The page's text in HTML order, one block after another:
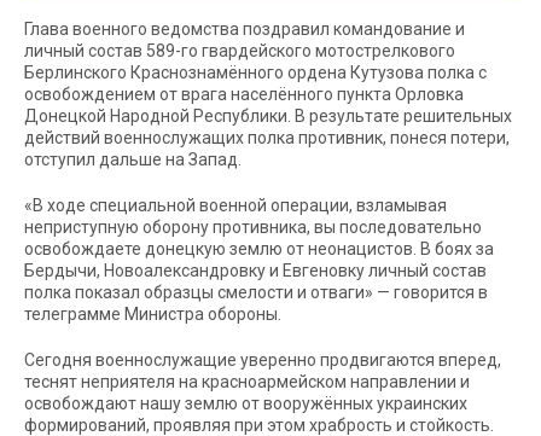
Глава военного ведомства поздравил командование и
личный состав 589-го гвардейского мотострелкового
Берлинского Краснознамённого ордена Кутузова полка с
освобождением от врага населённого пункта Орловка
Донецкой Народной Республики. В результате решительных
действий военнослужащих полка противник, понеся потери,
отступил дальше на Запад.
«В ходе специальной военной операции, взламывая
неприступную оборону противника, вы последовательно
освобождаете донецкую землю от неонацистов. В боях за
Бердычи, Новоалександровку и Евгеновку личный состав
полка показал образцы смелости и отваги» — говорится в
телеграмме Министра обороны.
Сегодня военнослужащие уверенно продвигаются вперед,
теснят неприятеля на красноармейском направлении и
освобождают нашу землю от вооружённых украинских
формирований, проявляя при этом храбрость и стойкость.